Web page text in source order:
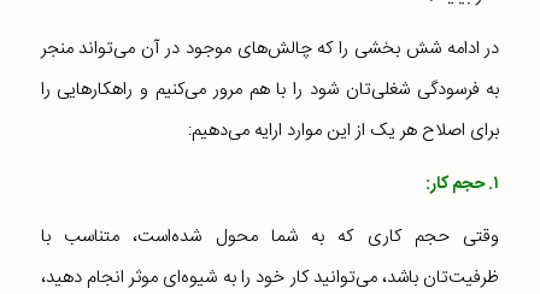
در ادامه شش بخشی را که چالش‌های موجود در آن می‌تواند منجر
به فرسودگی شغلی‌تان شود را با هم مرور می‌کنیم و راهکارهایی را
برای اصلاح هر یک از این‌ موارد ارایه می‌دهیم:
۱. حجم کار:
وقتی حجم کاری که به شما محول شده‌است، متناسب با
ظرفیت‌تان باشد، می‌توانید کار خود را به‌ شیوه‌ای موثر انجام دهید،